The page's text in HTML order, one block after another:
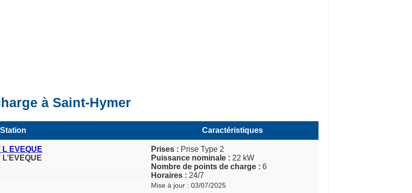
à Saint-Hymer
Caractéristiques
L EVEQUE
Prises : Prise Type 2
Puissance nominale : 22 kW
Nombre de points de charge : 6
Horaires : 24/7
Mise à jour : 03/07/2025